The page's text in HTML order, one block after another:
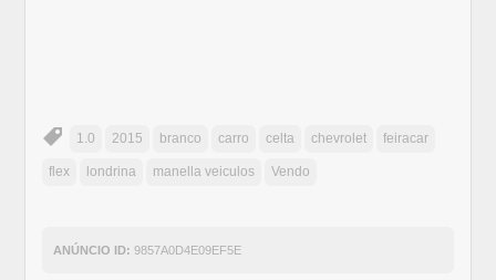
1.0 2015 branco carro celta chevrolet feiracar
flex londrina manella veiculos Vendo
ANÚNCIO ID: 9857A0D4E09EF5E